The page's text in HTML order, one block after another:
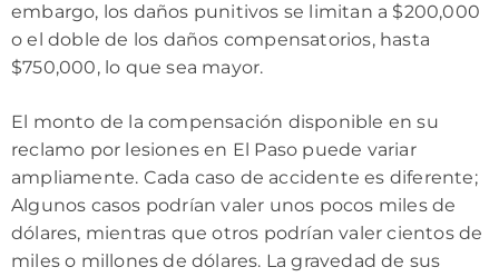
embargo, los daños punitivos se limitan a $200,000
o el doble de los daños compensatorios, hasta
$750,000, lo que sea mayor.
El monto de la compensación disponible en su
reclamo por lesiones en El Paso puede variar
ampliamente. Cada caso de accidente es diferente;
Algunos casos podrían valer unos pocos miles de
dólares, mientras que otros podrían valer cientos de
miles o millones de dólares. La gravedad de sus